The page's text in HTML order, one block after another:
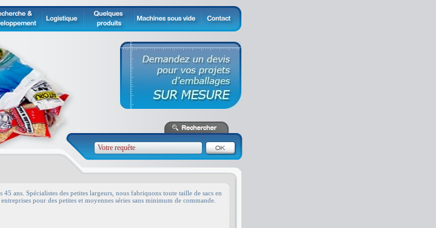
ans. Spécialistes des petites largeurs, nous fabriquons toute taille de sacs en
pour des petites et moyennes séries sans minimum de commande.